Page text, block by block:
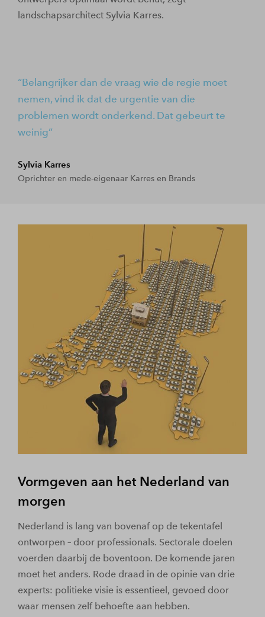
landschapsarchitect Sylvia Karres.
Belangrijker dan de vraag wie de regie moet
nemen, vind ik dat de urgentie van die
problemen wordt onderkend. Dat gebeurt te
weinig
Sylvia Karres
Oprichter en mede-eigenaar Karres en Brands
Vormgeven aan het Nederland van
morgen
Nederland is lang van bovenaf op de tekentafel
ontworpen – door professionals. Sectorale doelen
voerden daarbij de boventoon. De komende jaren
moet het anders. Rode draad in de opinie van drie
experts: politieke visie is essentieel, gevoed door
waar mensen zelf behoefte aan hebben.